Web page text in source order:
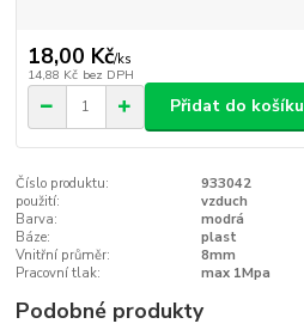
18,00 Kč/ks
14,88 Kč bez DPH
Přidat do košíku
Číslo produktu:
933042
použití:
vzduch
Barva:
modrá
Báze:
plast
Vnitřní průměr:
8mm
Pracovní tlak:
max 1Mpa
Podobné produkty